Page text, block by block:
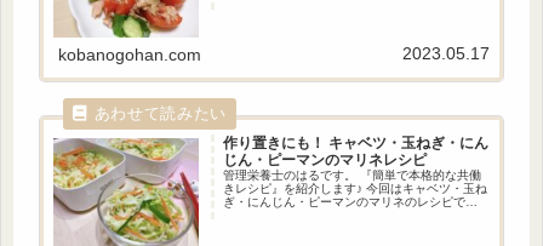
ツナ缶がノンオイルの場合はごま油を入れて下
kobanogohan.com 2023.05.17
作り置きにも！
キャベツ・玉ねぎ・にん
じん・ピーマンのマリネレシピ
管理栄養士のはるです。 『簡単で本格的な共働
きレシピ』を紹介します♪ 今回はキャベツ・玉ね
ぎ・にんじん・ピーマンのマリネのレシピで